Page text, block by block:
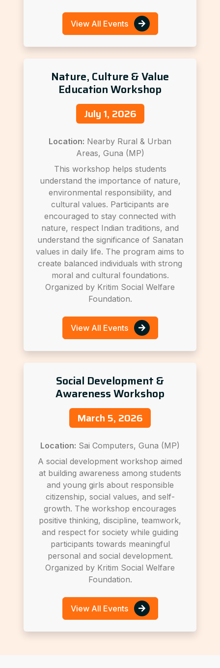
View All Events
Nature, Culture & Value
Education Workshop
July 1, 2026
Location: Nearby Rural & Urban
Areas, Guna (MP)
This workshop helps students
understand the importance of nature,
environmental responsibility, and
cultural values. Participants are
encouraged to stay connected with
nature, respect Indian traditions, and
understand the significance of Sanatan
values in daily life. The program aims to
create balanced individuals with strong
moral and cultural foundations.
Organized by Kritim Social Welfare
Foundation.
View All Events
Social Development &
Awareness Workshop
March 5, 2026
Location: Sai Computers, Guna (MP)
A social development workshop aimed
at building awareness among students
and young girls about responsible
citizenship, social values, and self-
growth. The workshop encourages
positive thinking, discipline, teamwork,
and respect for society while guiding
participants towards meaningful
personal and social development.
Organized by Kritim Social Welfare
Foundation.
View All Events